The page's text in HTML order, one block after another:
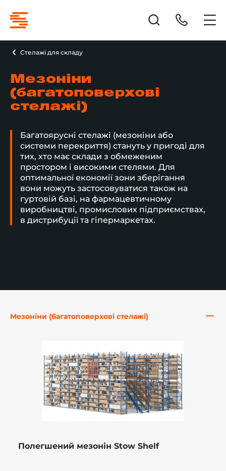
Стелажі для складу
Мезоніни
(багатоповерхові
стелажі)
Багатоярусні стелажі (мезоніни або
системи перекриття) стануть у пригоді для
тих, хто має склади з обмеженим
простором і високими стелями. Для
оптимальної економії зони зберігання
вони можуть застосовуватися також на
гуртовій базі, на фармацевтичному
виробництві, промислових підприємствах,
в дистрибуції та гіпермаркетах.
Мезоніни (багатоповерхові стелажі)
Полегшений мезонін Stow Shelf